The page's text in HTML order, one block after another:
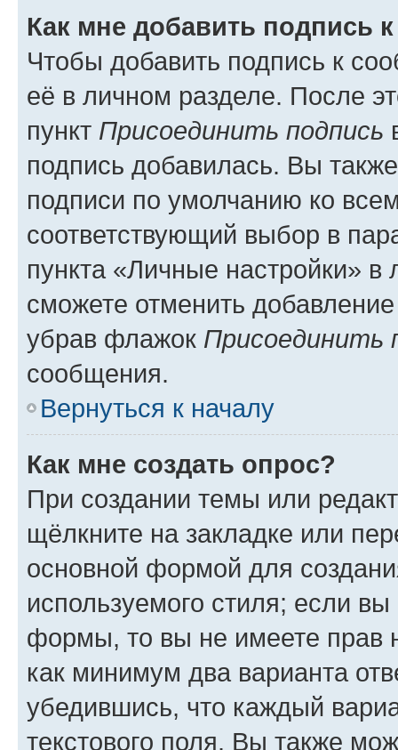
Как мне добавить подпись
Чтобы добавить подпись к
её в личном разделе. После
пункт Присоединить подпись
подпись добавилась. Вы
подписи по умолчанию ко
соответствующий выбор в
пункта «Личные настройки»
сможете отменить
убрав флажок Присоединить
сообщения.
Вернуться к началу
Как мне создать опрос?
При создании темы или
щёлкните на закладке или
основной формой для
используемого стиля; если
формы, то вы не имеете прав
как минимум два варианта
убедившись, что каждый
текстового поля. Вы также